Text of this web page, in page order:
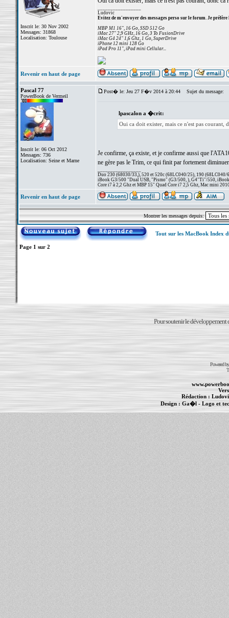
Inscrit le: 30 Nov 2002
Messages: 31868
Localisation: Toulouse
Ludovic
Evitez de m'envoyer des messages perso sur le forum. Je préfère
MBP M1 16", 16 Go, SSD 512 Go
iMac 27" 2,9 GHz, 16 Go, 3 To FusionDrive
iMac G4 24" 1,6 Ghz, 1 Go, SuperDrive
iPhone 12 mini 128 Go
iPad Pro 11", iPad mini Cellular...
Revenir en haut de page
Pascal 77
PowerBook de Vermeil
Inscrit le: 06 Oct 2012
Messages: 736
Localisation: Seine et Marne
Post� le: Jeu 27 F�v 2014 à 20:44 Sujet du message:
lpascalon a �crit:
Oui ca doit exister, mais ce n'est pas
Je confirme, ça existe, et je confirme aussi que
ne gère pas le Trim, ce qui finit par fortement
Duo 230 (68030/33,), 520 et 520c (68LC040/25), 190 (68LC040/
iBook G3/500 "Dual USB, "Pismo" (G3/500, ), G4"Ti"/550,
Core i7 à 2,2 Ghz et MBP 15" Quad Core i7 2,5 Ghz, Mac mini
Revenir en haut de page
Montrer les messages depuis:
Tout sur les MacBook Index
Page 1 sur 2
Pour soutenir le développement
Powered
Rédaction :
Design : Ga�l- Logo et
Informations :